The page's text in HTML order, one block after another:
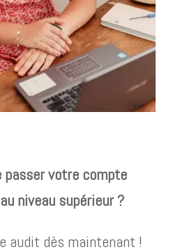
votre compte
niveau supérieur ?
audit dès maintenant !